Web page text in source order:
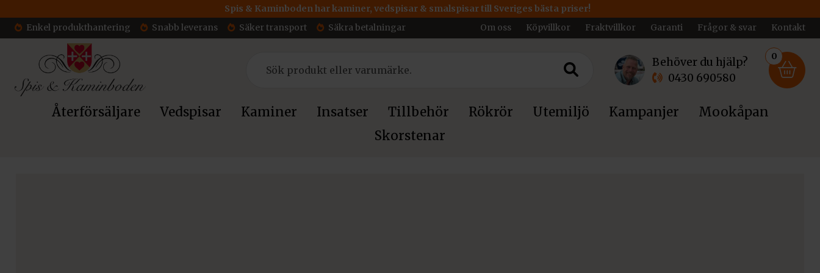
Spis & Kaminboden har kaminer, vedspisar & smalspisar till Sveriges bästa priser!
Enkel produkthantering
Snabb leverans Säker transport Säkra betalningar Om oss Köpvillkor Fraktvillkor Garanti Frågor & svar Kontakt
Behöver du hjälp?
0430 690580
0
Återförsäljare Vedspisar Kaminer Insatser Tillbehör Rökrör Utemiljö Kampanjer
Mookåpan
Skorstenar